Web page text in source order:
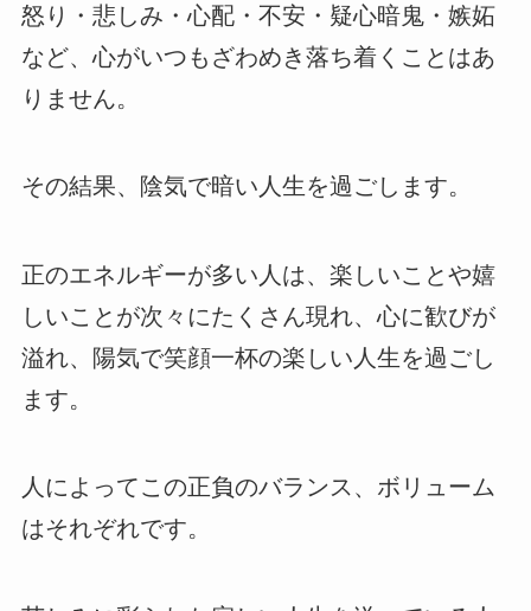
怒り・悲しみ・心配・不安・疑心暗鬼・嫉妬
など、心がいつもざわめき落ち着くことはあ
りません。
その結果、陰気で暗い人生を過ごします。
正のエネルギーが多い人は、楽しいことや嬉
しいことが次々にたくさん現れ、心に歓びが
溢れ、陽気で笑顔一杯の楽しい人生を過ごし
ます。
人によってこの正負のバランス、ボリューム
はそれぞれです。